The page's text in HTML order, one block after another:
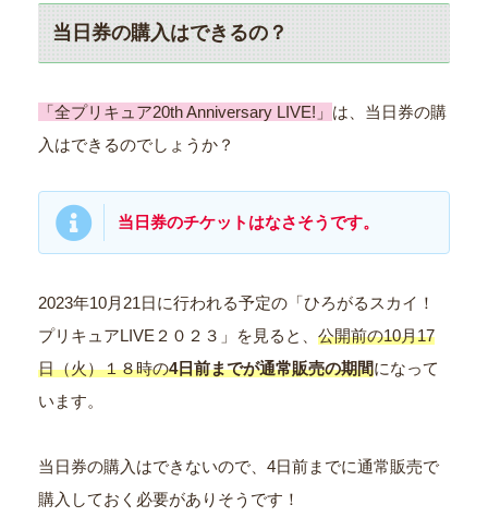
当日券の購入はできるの？
「全プリキュア20th Anniversary LIVE!」 は、当日券の購
入はできるのでしょうか？
当日券のチケットはなさそうです。
2023年10月21日に行われる予定の「ひろがるスカイ！
プリキュアLIVE２０２３」を見ると、 公開前の10月17
日（火）１８時の4日前までが通常販売の期間になって
います。
当日券の購入はできないので、4日前までに通常販売で
購入しておく必要がありそうです！